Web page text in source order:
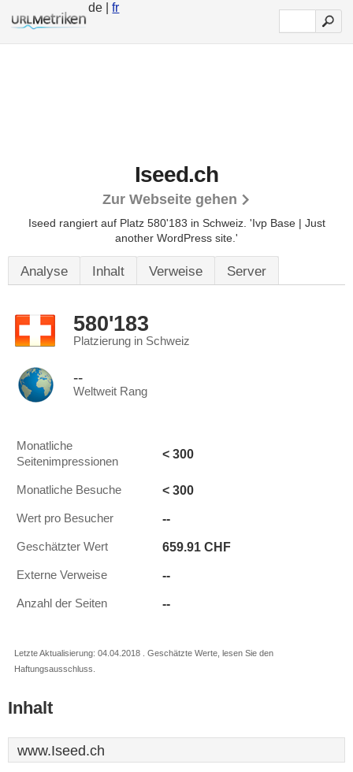
de |fr
Iseed.ch
Zur Webseite gehen
Iseed rangiert auf Platz 580'183 in Schweiz. 'Ivp Base | Just
another WordPress site.'
Analyse Inhalt Verweise Server
580'183
Platzierung in Schweiz
--
Weltweit Rang
Monatliche
Seitenimpressionen
< 300
Monatliche Besuche < 300
Wert pro Besucher --
Geschätzter Wert 659.91 CHF
Externe Verweise --
Anzahl der Seiten --
Letzte Aktualisierung: 04.04.2018 . Geschätzte Werte, lesen Sie den
Haftungsausschluss.
Inhalt
www.Iseed.ch